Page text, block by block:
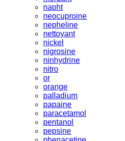
napht
neocuproine
nepheline
nettoyant
nickel
nigrosine
ninhydrine
nitro
or
orange
palladium
papaine
paracetamol
pentanol
pepsine